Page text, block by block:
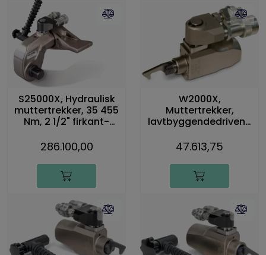
S25000X, Hydraulisk
muttertrekker, 35 455
Nm, 2 1/2" firkant-
286.100,00
W2000X,
Muttertrekker,
lavtbyggendedrivenh
47.613,75